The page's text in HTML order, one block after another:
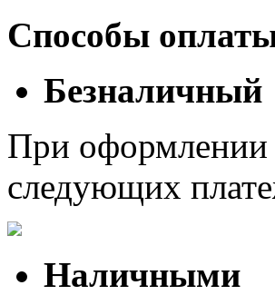
Способы
Безналичный
При оформлении
следующих
Наличными